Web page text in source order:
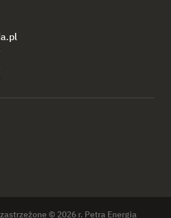
© 2026 r. Petra Energia